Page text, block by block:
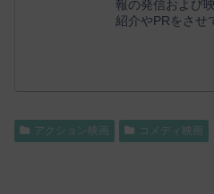
報の発信および
紹介やPRをさせ
アクション映画 コメディ映画